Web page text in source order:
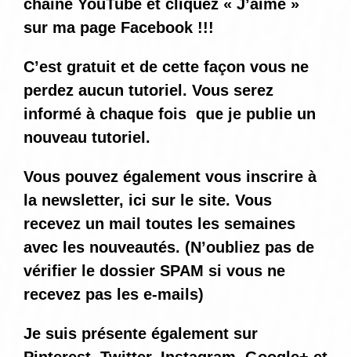
chaîne YouTube et cliquez « J’aime »
sur ma page Facebook !!!
C’est gratuit et de cette façon vous ne
perdez aucun tutoriel. Vous serez
informé à chaque fois que je publie un
nouveau tutoriel.
Vous pouvez également vous inscrire à
la newsletter, ici sur le site. Vous
recevez un mail toutes les semaines
avec les nouveautés. (N’oubliez pas de
vérifier le dossier SPAM si vous ne
recevez pas les e-mails)
Je suis présente également sur